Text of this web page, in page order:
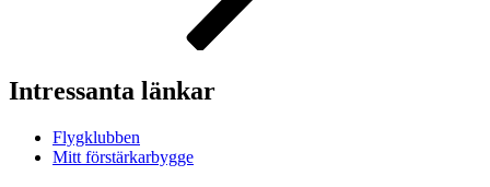
Intressanta länkar
Flygklubben
Mitt förstärkarbygge